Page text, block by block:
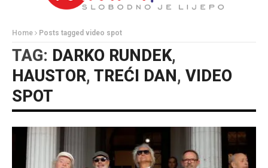
Home Posts tagged video spot
TAG: DARKO RUNDEK,
HAUSTOR, TREĆI DAN , VIDEO
SPOT